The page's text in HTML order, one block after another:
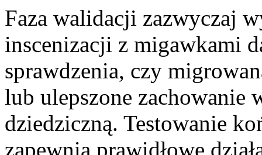
Faza walidacji zazwyczaj
inscenizacji z migawkami
sprawdzenia, czy
lub ulepszone zachowanie
dziedziczną. Testowanie
zapewnia prawidłowe